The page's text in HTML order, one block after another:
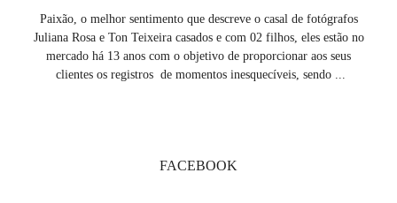
Paixão, o melhor sentimento que descreve o casal de fotógrafos
Juliana Rosa e Ton Teixeira casados e com 02 filhos, eles estão no
mercado há 13 anos com o objetivo de proporcionar aos seus
clientes os registros de momentos inesquecíveis, sendo ...
FACEBOOK